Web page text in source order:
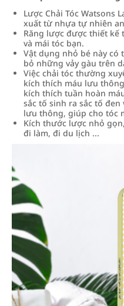
Lược Chải Tóc Watsons
xuất từ nhựa tự nhiên
Răng lược được thiết kế
và mái tóc bạn.
Vật dụng nhỏ bé này có
bỏ những vảy gàu trên
Việc chải tóc thường
kích thích máu lưu
kích thích tuần hoàn
sắc tố sinh ra sắc tố
lưu thông, giúp cho tóc
Kích thước lược nhỏ
đi làm, đi du lịch ...